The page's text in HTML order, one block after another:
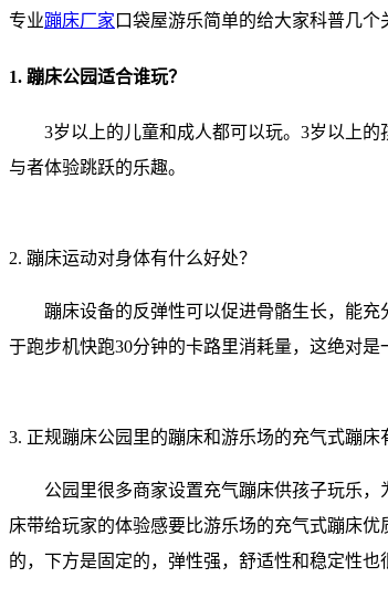
专业蹦床厂家 口袋屋游乐简单的给大家科普几个
1. 蹦床公园适合谁玩？
3岁以上的儿童和成人都可以玩。3岁以上
与者体验跳跃的乐趣。
2. 蹦床运动对身体有什么好处？
蹦床设备的反弹性可以促进骨骼生长，能
于跑步机快跑30分钟的卡路里消耗量，这绝对是
3. 正规蹦床公园里的蹦床和游乐场的充气式蹦床
公园里很多商家设置充气蹦床供孩子玩乐
床带给玩家的体验感要比游乐场的充气式蹦床
的，下方是固定的，弹性强，舒适性和稳定性也